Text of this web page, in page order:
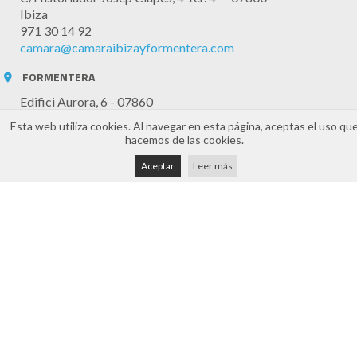
Ibiza
971 30 14 92
camara@camaraibizayformentera.com
FORMENTERA
Edifici Aurora, 6 - 07860
971 32 20 61
camaraformentera@cceif.es
Esta web utiliza cookies. Al navegar en esta página, aceptas el uso
hacemos de las cookies.
Aceptar Leer más